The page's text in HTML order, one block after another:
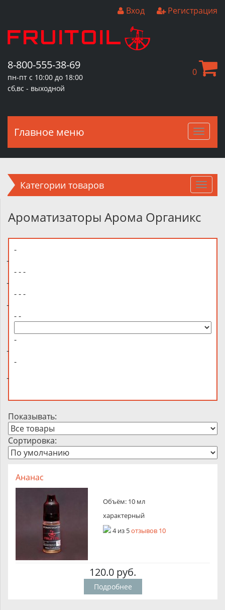
Вход Регистрация
8-800-555-38-69
пн-пт с 10:00 до 18:00
сб,вс - выходной
0
Главное меню
Категории товаров
Ароматизаторы Арома Органикс
-
-
- - -
-
- - -
-
- -
-
-
-
-
Показывать:
Сортировка:
Ананас
Объём: 10 мл
характерный
4из 5отзывов 10
120.0 руб.
Подробнее